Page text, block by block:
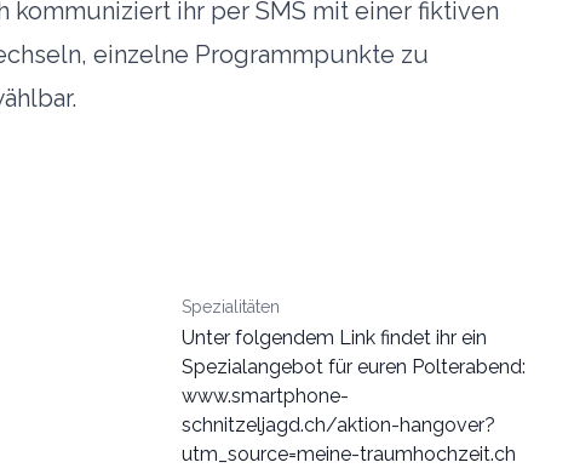
kommuniziert ihr per SMS mit einer fiktiven
einzelne Programmpunkte zu
Spezialitäten
Unter folgendem Link findet ihr ein
Spezialangebot für euren Polterabend:
www.smartphone-
schnitzeljagd.ch/aktion-hangover?
utm_source=meine-traumhochzeit.ch